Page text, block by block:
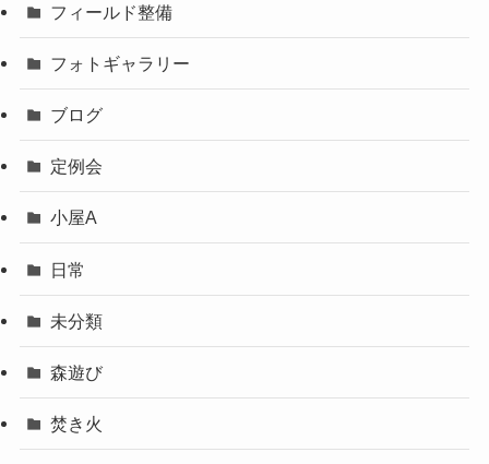
フィールド整備
フォトギャラリー
ブログ
定例会
小屋A
日常
未分類
森遊び
焚き火